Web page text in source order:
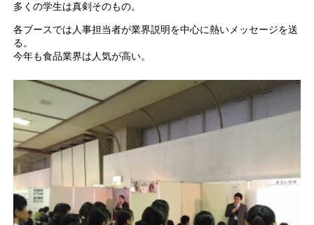
多くの学生は真剣そのもの。
各ブースでは人事担当者が業界説明を中心に熱いメッセージを送
る。
今年も食品業界は人気が高い。